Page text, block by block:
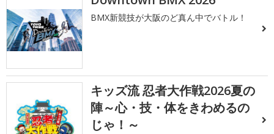
BMX新競技が大阪のど真ん中でバトル！
キッズ流 忍者大作戦2026夏の
陣～心・技・体をきわめるの
じゃ！～